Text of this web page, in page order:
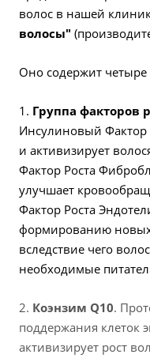
волос в нашей
волосы"
Оно содержит
1. Группа факторов
Инсулиновый Фактор
и активизирует
Фактор Роста
улучшает
Фактор Роста
формированию
вследствие чего
необходимые
2. Коэнзим Q10.
поддержания клеток
активизирует рост